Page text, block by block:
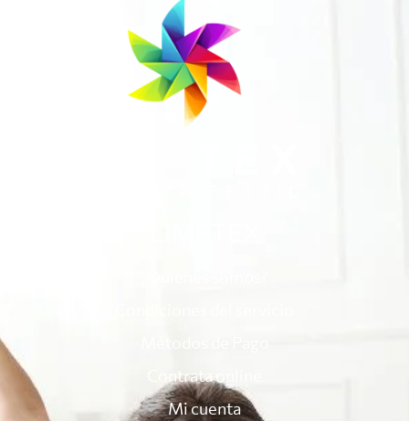
Contrata online
Mi cuenta